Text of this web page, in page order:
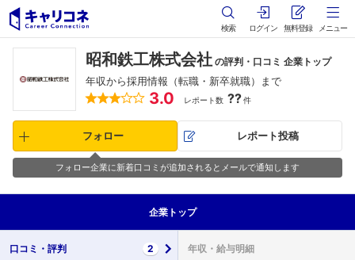
検索 ログイン 無料登録 メニュー
昭和鉄工株式会社 の評判・口コミ 企業トップ
年収から採用情報（転職・新卒就職）まで
3.0 レポート数 ??件
フォロー レポート投稿
フォロー企業に新着口コミが追加されるとメールで通知します
企業 トップ
口コミ・ 評判 2 年収・ 給与明細